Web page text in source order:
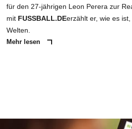
für den 27-jährigen Leon Perera zur
mit FUSSBALL.DEerzählt er, wie es
Welten.
Mehr lesen